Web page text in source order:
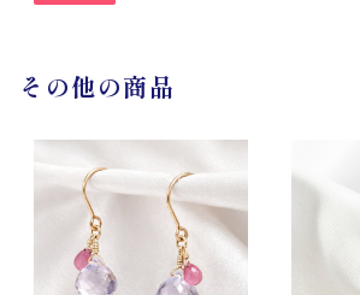
その他の商品